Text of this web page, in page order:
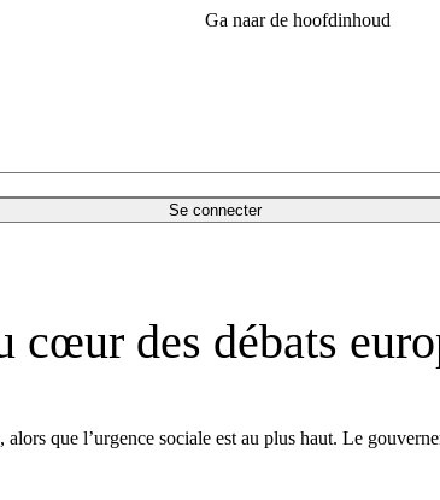
Ga naar de hoofdinhoud
Se connecter
cœur des débats
que l’urgence sociale est au plus haut. Le